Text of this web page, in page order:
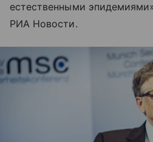
естественными
РИА Новости.